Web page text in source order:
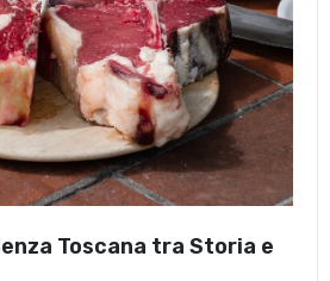
Toscana tra Storia e